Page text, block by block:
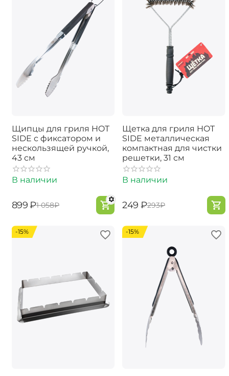
Щипцы для гриля HOT
SIDE с фиксатором и
нескользящей ручкой,
43 см
В наличии
‍899‍ ₽‍1 058‍₽
Щетка для гриля HOT
SIDE металлическая
компактная для чистки
решетки, 31 см
В наличии
‍249‍ ₽‍293‍₽
-15% -15%